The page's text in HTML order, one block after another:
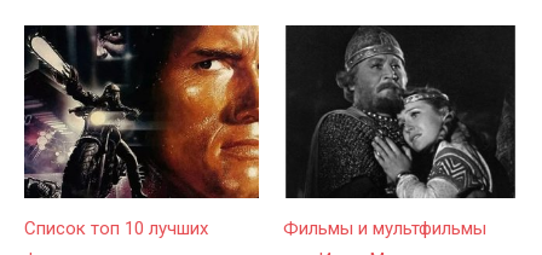
Список топ 10 лучших
Фильмы и мультфильмы